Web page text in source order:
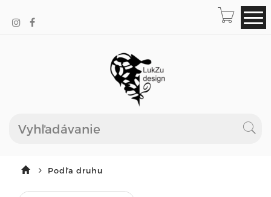
Podľa druhu